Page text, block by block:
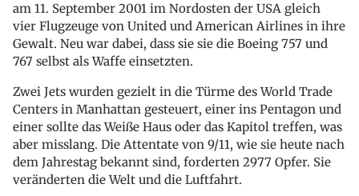
am 11. September 2001 im Nordosten der USA gleich
vier Flugzeuge von United und American Airlines in ihre
Gewalt. Neu war dabei, dass sie sie die Boeing 757 und
767 selbst als Waffe einsetzten.
Zwei Jets wurden gezielt in die Türme des World Trade
Centers in Manhattan gesteuert, einer ins Pentagon und
einer sollte das Weiße Haus oder das Kapitol treffen, was
aber misslang. Die Attentate von 9/11, wie sie heute nach
dem Jahrestag bekannt sind, forderten 2977 Opfer. Sie
veränderten die Welt und die Luftfahrt.